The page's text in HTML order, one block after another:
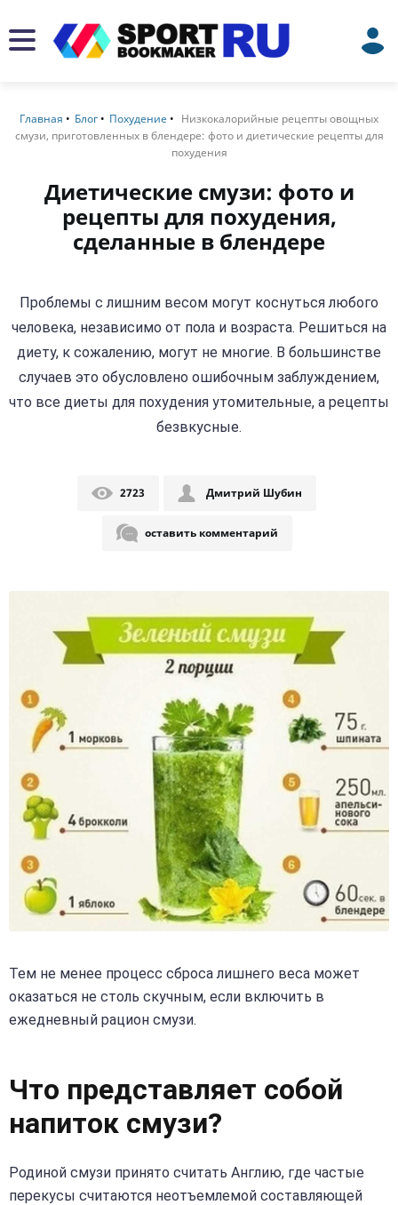
Главная Блог Похудение
Низкокалорийные рецепты овощных
смузи, приготовленных в блендере: фото и диетические рецепты для
похудения
Диетические смузи: фото и
рецепты для похудения,
сделанные в блендере
Проблемы с лишним весом могут коснуться любого
человека, независимо от пола и возраста. Решиться на
диету, к сожалению, могут не многие. В большинстве
случаев это обусловлено ошибочным заблуждением,
что все диеты для похудения утомительные, а рецепты
безвкусные.
2723 Дмитрий Шубин
оставить комментарий
Тем не менее процесс сброса лишнего веса может
оказаться не столь скучным, если включить в
ежедневный рацион смузи.
Что представляет собой
напиток смузи?
Родиной смузи принято считать Англию, где частые
перекусы считаются неотъемлемой составляющей